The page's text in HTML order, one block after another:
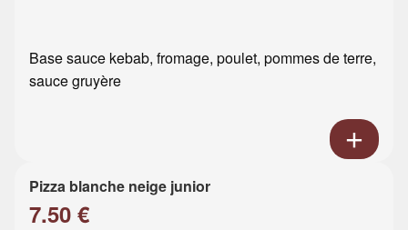
Base sauce kebab, fromage, poulet, pommes de terre,
sauce gruyère
Pizza blanche neige junior
7.50 €